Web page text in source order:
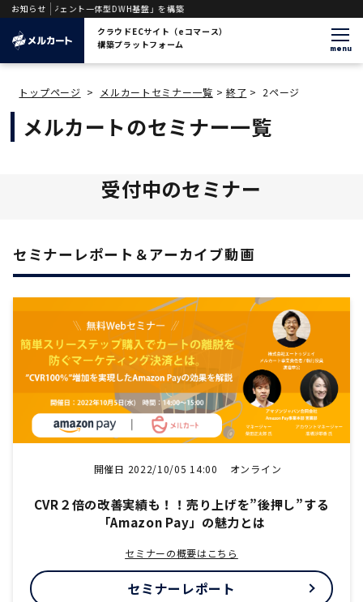
お知らせ
ェント一体型DWH基盤」を構築
クラウドECサイト（eコマース）
構築プラットフォーム
menu
トップページ > メルカートセミナー一覧 > 終了 > 2ページ
メルカートのセミナー一覧
受付中のセミナー
セミナーレポート＆アーカイブ動画
開催日 2022/10/05 14:00 オンライン
CVR２倍の改善実績も！！売り上げを”後押し”する
「Amazon Pay」の魅力とは
セミナーの概要はこちら
セミナーレポート